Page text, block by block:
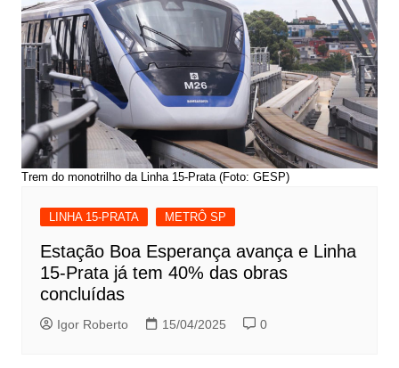
Trem do monotrilho da Linha 15-Prata (Foto: GESP)
LINHA 15-PRATA METRÔ SP
Estação Boa Esperança avança e Linha
15-Prata já tem 40% das obras
concluídas
Igor Roberto 15/04/2025 0